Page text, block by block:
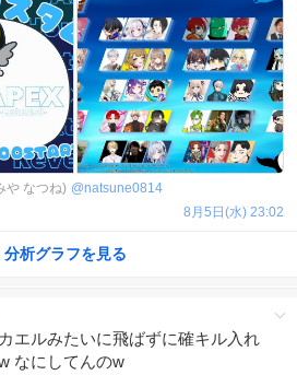
や なつね) @natsune0814
8月5日(水) 23:02
分析グラフを見る
エルみたいに飛ばずに確キル入れ
なにしてんのw